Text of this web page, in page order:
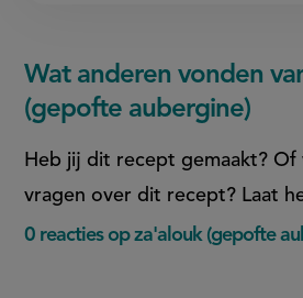
Wat anderen vonden
(gepofte aubergine)
Heb jij dit recept gemaakt? Of
vragen over dit recept? Laat
0 reacties op za'alouk (gepofte